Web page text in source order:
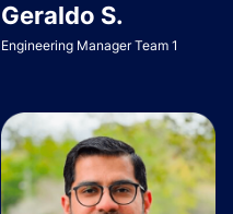
Geraldo S.
Engineering Manager Team 1